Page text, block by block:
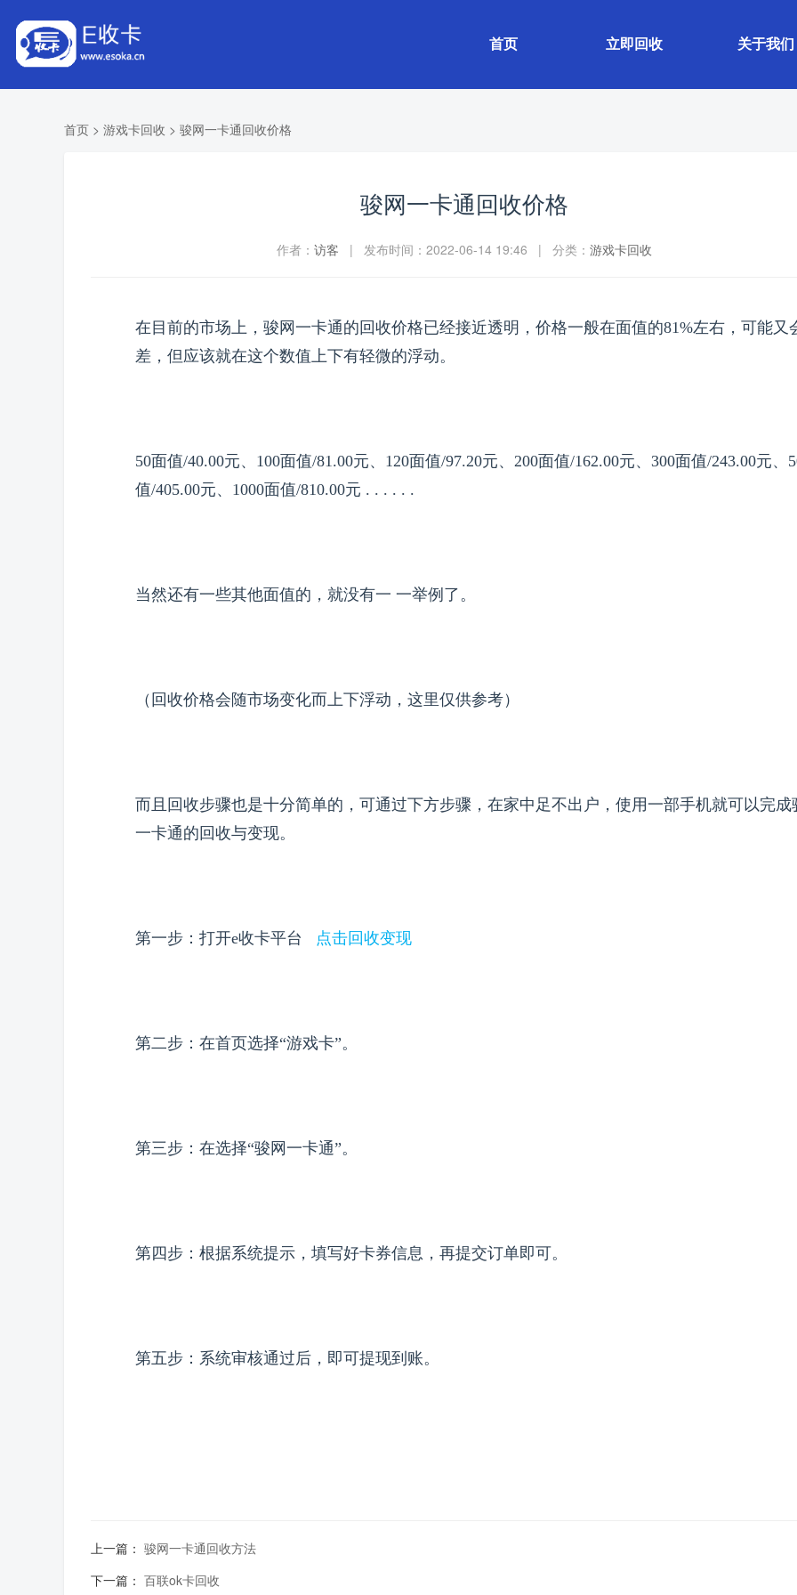
首页 立即回收 关于我们
首页 > 游戏卡回收 > 骏网一卡通回收价格
骏网一卡通回收价格
作者： 访客 | 发布时间：2022-06-14 19:46 | 分类： 游戏卡回收
在目前的市场上，骏网一卡通的回收价格已经接近透明，价格一般在面值的81%左右，可能又
差，但应该就在这个数值上下有轻微的浮动。
50面值/40.00元、100面值/81.00元、120面值/97.20元、200面值/162.00元、300面值/243.00元、
值/405.00元、1000面值/810.00元 . . . . . .
当然还有一些其他面值的，就没有一 一举例了。
（回收价格会随市场变化而上下浮动，这里仅供参考）
而且回收步骤也是十分简单的，可通过下方步骤，在家中足不出户，使用一部手机就可以完成
一卡通的回收与变现。
第一步：打开e收卡平台 点击回收变现
第二步：在首页选择“游戏卡”。
第三步：在选择“骏网一卡通”。
第四步：根据系统提示，填写好卡券信息，再提交订单即可。
第五步：系统审核通过后，即可提现到账。
上一篇： 骏网一卡通回收方法
下一篇： 百联ok卡回收